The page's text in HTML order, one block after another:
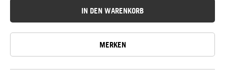
IN DEN WARENKORB
MERKEN